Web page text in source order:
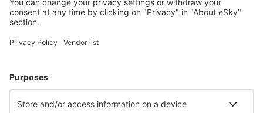
Chengde Puning Airport (CDE)
Chifeng Yulong (CIF)
Chongqing